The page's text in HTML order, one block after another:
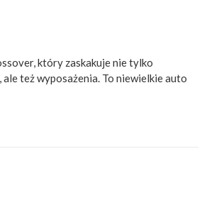
który zaskakuje nie tylko
też wyposażenia. To niewielkie auto